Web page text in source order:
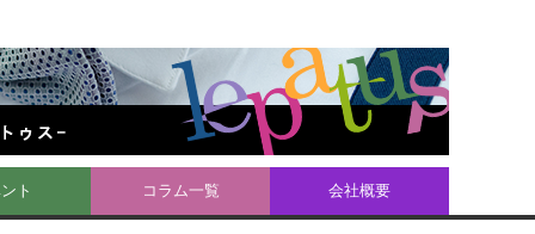
ト コラム一覧 会社概要